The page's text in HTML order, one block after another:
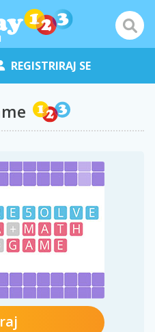
REGISTRIRAJ SE